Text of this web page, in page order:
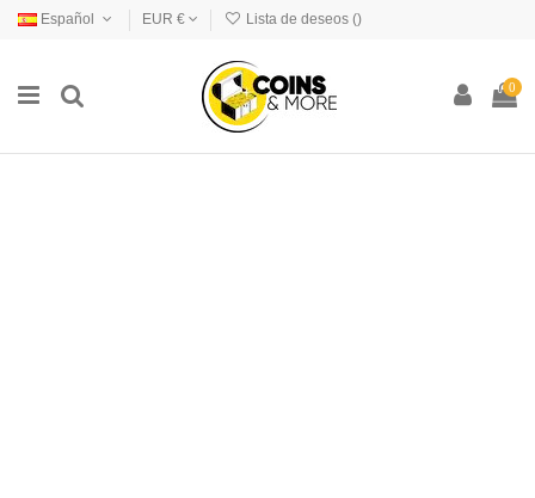
Español EUR € Lista de deseos ()
0